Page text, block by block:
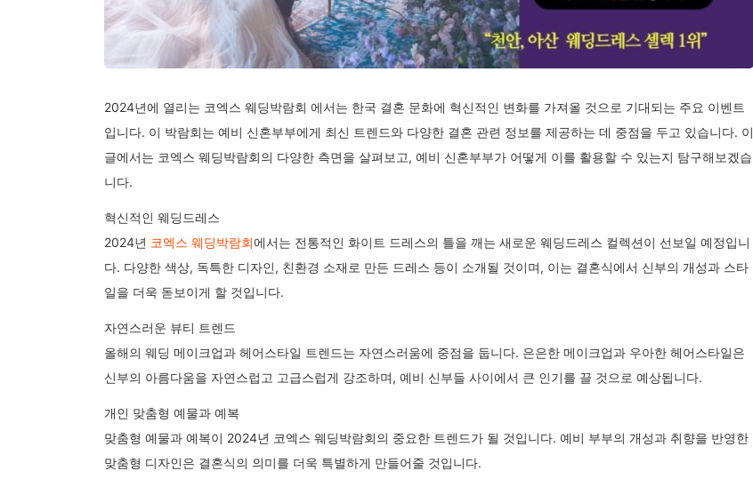
2024년에 열리는 코엑스 웨딩박람회 에서는 한국 결혼 문화에 혁신적인 변화를 가져올 것으로 기대되는 주요 이벤트
입니다. 이 박람회는 예비 신혼부부에게 최신 트렌드와 다양한 결혼 관련 정보를 제공하는 데 중점을 두고 있습니다. 이
글에서는 코엑스 웨딩박람회의 다양한 측면을 살펴보고, 예비 신혼부부가 어떻게 이를 활용할 수 있는지 탐구해보겠습
니다.
혁신적인 웨딩드레스
2024년 코엑스 웨딩박람회에서는 전통적인 화이트 드레스의 틀을 깨는 새로운 웨딩드레스 컬렉션이 선보일 예정입니
다. 다양한 색상, 독특한 디자인, 친환경 소재로 만든 드레스 등이 소개될 것이며, 이는 결혼식에서 신부의 개성과 스타
일을 더욱 돋보이게 할 것입니다.
자연스러운 뷰티 트렌드
올해의 웨딩 메이크업과 헤어스타일 트렌드는 자연스러움에 중점을 둡니다. 은은한 메이크업과 우아한 헤어스타일은
신부의 아름다움을 자연스럽고 고급스럽게 강조하며, 예비 신부들 사이에서 큰 인기를 끌 것으로 예상됩니다.
개인 맞춤형 예물과 예복
맞춤형 예물과 예복이 2024년 코엑스 웨딩박람회의 중요한 트렌드가 될 것입니다. 예비 부부의 개성과 취향을 반영한
맞춤형 디자인은 결혼식의 의미를 더욱 특별하게 만들어줄 것입니다.